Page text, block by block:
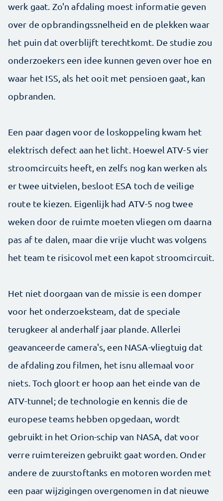
werk gaat. Zo'n afdaling moest informatie geven
over de opbrandingssnelheid en de plekken waar
het puin dat overblijft terechtkomt. De studie zou
onderzoekers een idee kunnen geven over hoe en
waar het ISS, als het ooit met pensioen gaat, kan
opbranden.
Een paar dagen voor de loskoppeling kwam het
elektrisch defect aan het licht. Hoewel ATV-5 vier
stroomcircuits heeft, en zelfs nog kan werken als
er twee uitvielen, besloot ESA toch de veilige
route te kiezen. Eigenlijk had ATV-5 nog twee
weken door de ruimte moeten vliegen om daarna
pas af te dalen, maar die vrije vlucht was volgens
het team te risicovol met een kapot stroomcircuit.
Het niet doorgaan van de missie is een domper
voor het onderzoeksteam, dat de speciale
terugkeer al anderhalf jaar plande. Allerlei
geavanceerde camera's, een NASA-vliegtuig dat
de afdaling zou filmen, het isnu allemaal voor
niets. Toch gloort er hoop aan het einde van de
ATV-tunnel; de technologie en kennis die de
europese teams hebben opgedaan, wordt
gebruikt in het Orion-schip van NASA, dat voor
verre ruimtereizen gebruikt gaat worden. Onder
andere de zuurstoftanks en motoren worden met
een paar wijzigingen overgenomen in dat nieuwe